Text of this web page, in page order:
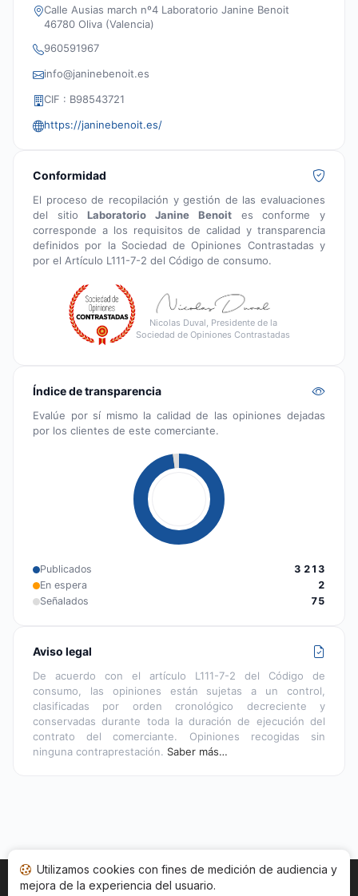
Calle Ausias march nº4 Laboratorio Janine Benoit
46780 Oliva (Valencia)
960591967
info@janinebenoit.es
CIF : B98543721
https://janinebenoit.es/
Conformidad
El proceso de recopilación y gestión de las evaluaciones
del sitioLaboratorio Janine Benoites conforme y
corresponde a los requisitos de calidad y transparencia
definidos por la Sociedad de Opiniones Contrastadas y
por el Artículo L111-7-2 del Código de consumo.
Nicolas Duval, Presidente de la
Sociedad de Opiniones Contrastadas
Índice de transparencia
Evalúe por sí mismo la calidad de las opiniones dejadas
por los clientes de este comerciante.
Publicados
3 213
En espera
2
Señalados
75
Aviso legal
De acuerdo con el artículo L111-7-2 del Código de
consumo, las opiniones están sujetas a un control,
clasificadas por orden cronológico decreciente y
conservadas durante toda la duración de ejecución del
contrato del comerciante. Opiniones recogidas sin
ninguna contraprestación. Saber más…
Inicio Estado opiniones Categorías
Utilizamos cookies con fines de medición de audiencia y
mejora de la experiencia del usuario.